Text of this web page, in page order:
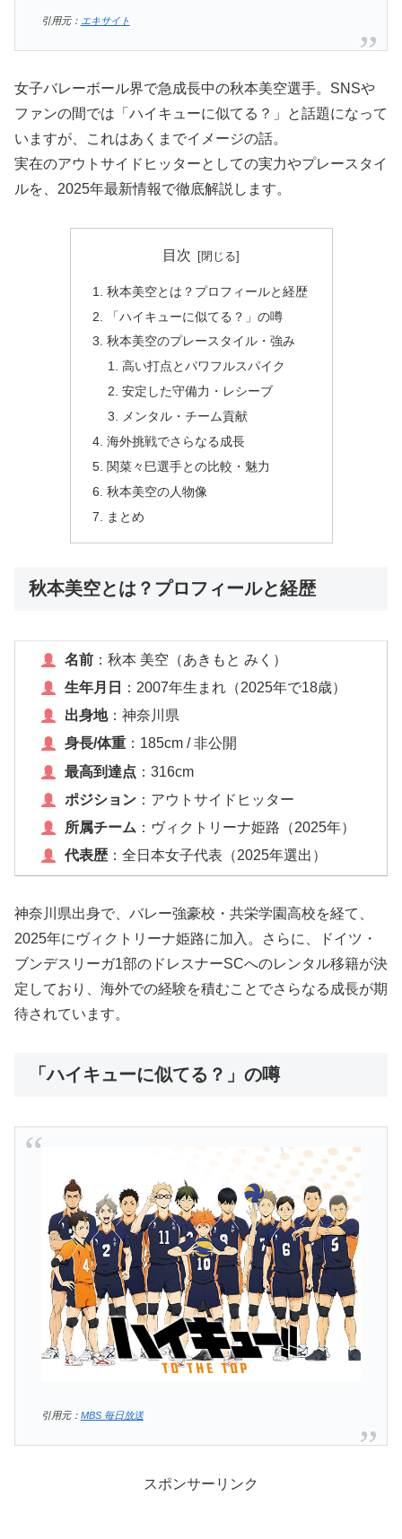
引用元： エキサイト
女子バレーボール界で急成長中の秋本美空選手。SNSや
ファンの間では「ハイキューに似てる？」と話題になって
いますが、これはあくまでイメージの話。
実在のアウトサイドヒッターとしての実力やプレースタイ
ルを、2025年最新情報で徹底解説します。
目次
秋本美空とは？プロフィールと経歴
「ハイキューに似てる？」の噂
秋本美空のプレースタイル・強み
高い打点とパワフルスパイク
安定した守備力・レシーブ
メンタル・チーム貢献
海外挑戦でさらなる成長
関菜々巳選手との比較・魅力
秋本美空の人物像
まとめ
秋本美空とは？プロフィールと経歴
名前：秋本 美空（あきもと みく）
生年月日
：2007年生まれ（2025年で18歳）
出身地：神奈川県
身長/体重：185cm / 非公開
最高到達点 ：316cm
ポジション：アウトサイドヒッター
所属チーム ：ヴィクトリーナ姫路（2025年）
代表歴：全日本女子代表（2025年選出）
神奈川県出身で、バレー強豪校・共栄学園高校を経て、
2025年にヴィクトリーナ姫路に加入。さらに、ドイツ・
ブンデスリーガ1部のドレスナーSCへのレンタル移籍が決
定しており、海外での経験を積むことでさらなる成長が期
待されています。
「ハイキューに似てる？」の噂
引用元： MBS 毎日放送
スポンサーリンク